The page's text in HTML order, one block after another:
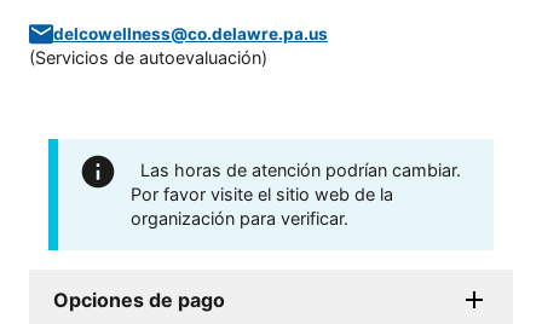
delcowellness@co.delawre.pa.us
(Servicios de autoevaluación)
Las horas de atención podrían cambiar.
Por favor visite el sitio web de la
organización para verificar.
Opciones de pago